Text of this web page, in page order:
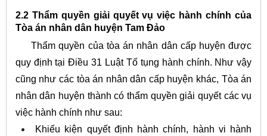
2.2 Thẩm quyền giải quyết vụ việc hành chính của
Tòa án nhân dân huyện Tam Đảo
Thẩm quyền của tòa án nhân dân cấp huyện được
quy định tại Điều 31 Luật Tố tụng hành chính. Như vậy
cũng như các tòa án nhân dân cấp huyện khác, Tòa án
nhân dân huyện thành có thẩm quyền giải quyết các vụ
việc hành chính như sau:
Khiếu kiện quyết định hành chính, hành vi hành